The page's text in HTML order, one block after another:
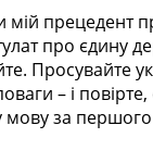
мій прецедент
про єдину
Просувайте
– і
за першого